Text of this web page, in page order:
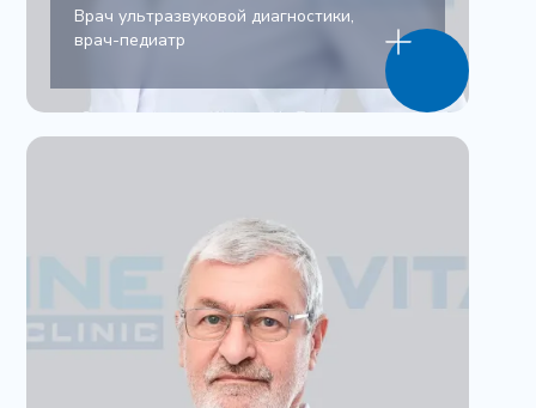
Врач ультразвуковой диагностики,
врач-педиатр